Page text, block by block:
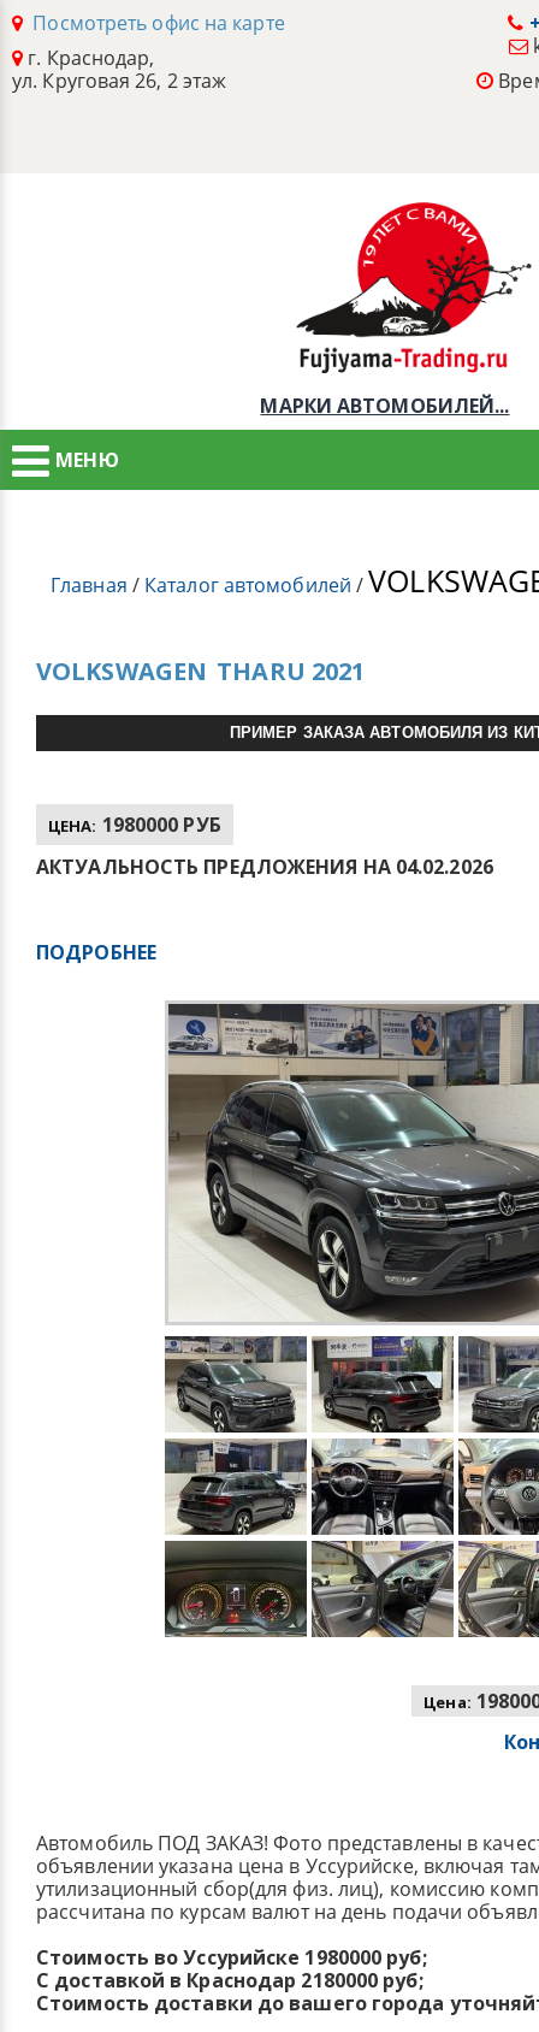
Посмотреть офис на карте
г. Краснодар,
ул. Круговая 26, 2 этаж
МАРКИ АВТОМОБИЛЕЙ...
МЕНЮ
Главная / Каталог автомобилей /
VOLKSWAGEN THARU 2021
ПРИМЕР ЗАКАЗА АВТОМОБИЛЯ ИЗ
ЦЕНА: 1980000 РУБ
АКТУАЛЬНОСТЬ ПРЕДЛОЖЕНИЯ НА 04.02.2026
ПОДРОБНЕЕ
Цена:
Автомобиль ПОД ЗАКАЗ! Фото представлены в
объявлении указана цена в Уссурийске, включая
утилизационный сбор(для физ. лиц), комиссию
рассчитана по курсам валют на день подачи
Стоимость во Уссурийске 1980000 руб;
С доставкой в Краснодар 2180000 руб;
Стоимость доставки до вашего города